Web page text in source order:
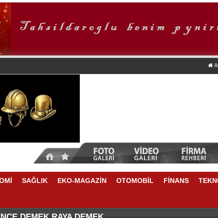
SAĞLIK EKO-MAGAZİN OTOMOBİL FİNANS
BÜYÜME İÇİN REKABETÇİLİĞİ ARTIRACAK
DURKUN'DAN YENİ DÖNEME İLİŞKİN ÖNEMLİ